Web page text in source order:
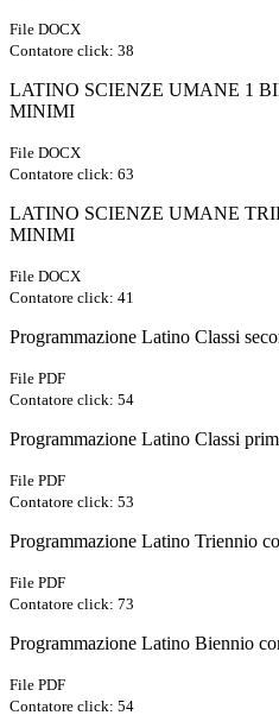
File DOCX
Contatore click: 38
LATINO SCIENZE UMANE 1
MINIMI
File DOCX
Contatore click: 63
LATINO SCIENZE UMANE
MINIMI
File DOCX
Contatore click: 41
Programmazione Latino Classi
File PDF
Contatore click: 54
Programmazione Latino Classi
File PDF
Contatore click: 53
Programmazione Latino Triennio
File PDF
Contatore click: 73
Programmazione Latino Biennio
File PDF
Contatore click: 54